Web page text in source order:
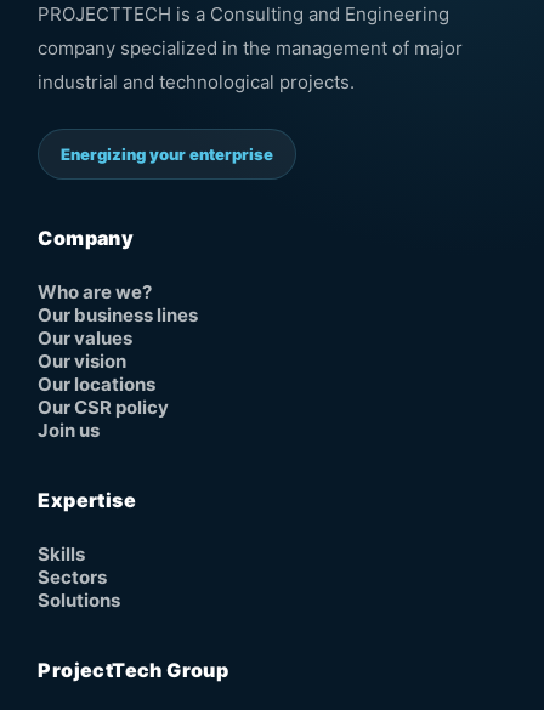
PROJECTTECH is a Consulting and Engineering
company specialized in the management of major
industrial and technological projects.
Energizing your enterprise
Company
Who are we?
Our business lines
Our values
Our vision
Our locations
Our CSR policy
Join us
Expertise
Skills
Sectors
Solutions
ProjectTech Group